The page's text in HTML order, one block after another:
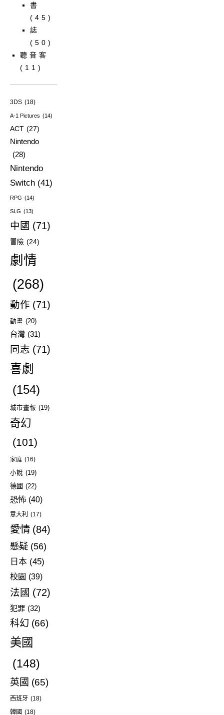
書
(45)
誌
(50)
聽音客
(11)
3DS (18)
A-1 Pictures (14)
ACT (27)
Nintendo
(28)
Nintendo
Switch (41)
RPG (14)
SLG (13)
中國 (71)
冒險 (24)
劇情
(268)
動作 (71)
動畫 (20)
台灣 (31)
同志 (71)
喜劇
(154)
城市畫報 (19)
奇幻
(101)
家庭 (16)
小說 (19)
德國 (22)
恐怖 (40)
意大利 (17)
愛情 (84)
懸疑 (56)
日本 (45)
校園 (39)
法國 (72)
犯罪 (32)
科幻 (66)
美國
(148)
英國 (65)
西班牙 (18)
韓國 (18)